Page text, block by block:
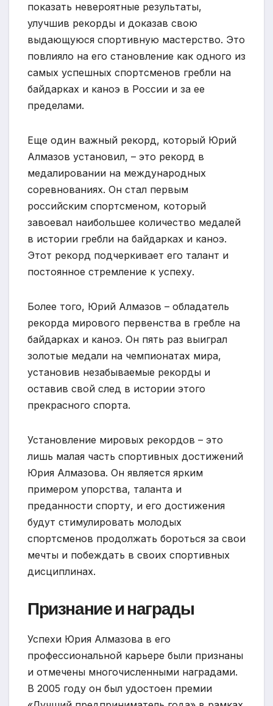
показать невероятные результаты,
улучшив рекорды и доказав свою
выдающуюся спортивную мастерство. Это
повлияло на его становление как одного из
самых успешных спортсменов гребли на
байдарках и каноэ в России и за ее
пределами.
Еще один важный рекорд, который Юрий
Алмазов установил, – это рекорд в
медалировании на международных
соревнованиях. Он стал первым
российским спортсменом, который
завоевал наибольшее количество медалей
в истории гребли на байдарках и каноэ.
Этот рекорд подчеркивает его талант и
постоянное стремление к успеху.
Более того, Юрий Алмазов – обладатель
рекорда мирового первенства в гребле на
байдарках и каноэ. Он пять раз выиграл
золотые медали на чемпионатах мира,
установив незабываемые рекорды и
оставив свой след в истории этого
прекрасного спорта.
Установление мировых рекордов – это
лишь малая часть спортивных достижений
Юрия Алмазова. Он является ярким
примером упорства, таланта и
преданности спорту, и его достижения
будут стимулировать молодых
спортсменов продолжать бороться за свои
мечты и побеждать в своих спортивных
дисциплинах.
Признание и награды
Успехи Юрия Алмазова в его
профессиональной карьере были признаны
и отмечены многочисленными наградами.
В 2005 году он был удостоен премии